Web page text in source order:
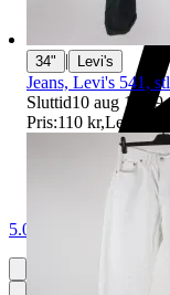
5.0
34" | Levi's
Jeans, Levi's 541,
Sluttid10 aug 18:49.
Pris:110 kr,Ledande